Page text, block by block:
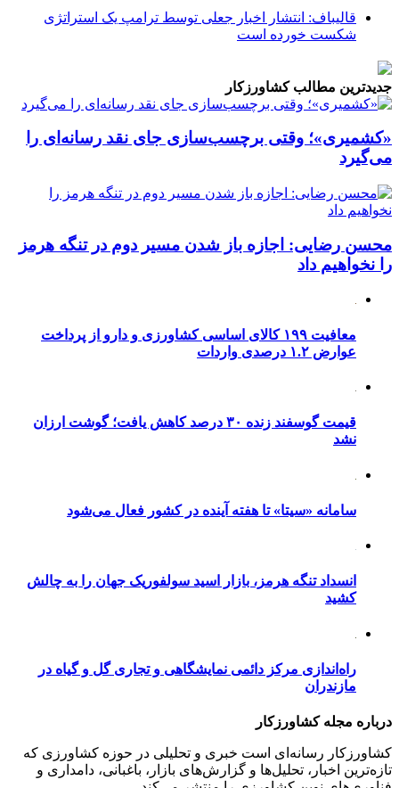
قالیباف: انتشار اخبار جعلی توسط ترامپ یک استراتژی
شکست خورده است
جدیدترین مطالب کشاورزکار
«کشمیری»؛ وقتی برچسب‌سازی جای نقد رسانه‌ای را
می‌گیرد
محسن رضایی: اجازه باز شدن مسیر دوم در تنگه هرمز
را نخواهیم داد
معافیت ۱۹۹ کالای اساسی کشاورزی و دارو از پرداخت
عوارض ۱.۲ درصدی واردات
قیمت گوسفند زنده ۳۰ درصد کاهش یافت؛ گوشت ارزان
نشد
سامانه «سیتا» تا هفته آینده در کشور فعال می‌شود
انسداد تنگه هرمز، بازار اسید سولفوریک جهان را به چالش
کشید
راه‌اندازی مرکز دائمی نمایشگاهی و تجاری گل و گیاه در
مازندران
درباره مجله کشاورزکار
کشاورزکار رسانه‌ای است خبری و تحلیلی در حوزه کشاورزی که
تازه‌ترین اخبار، تحلیل‌ها و گزارش‌های بازار، باغبانی، دامداری و